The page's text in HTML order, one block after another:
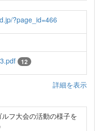
?page_id=466
12
詳細を表示
フ大会の活動の様子を